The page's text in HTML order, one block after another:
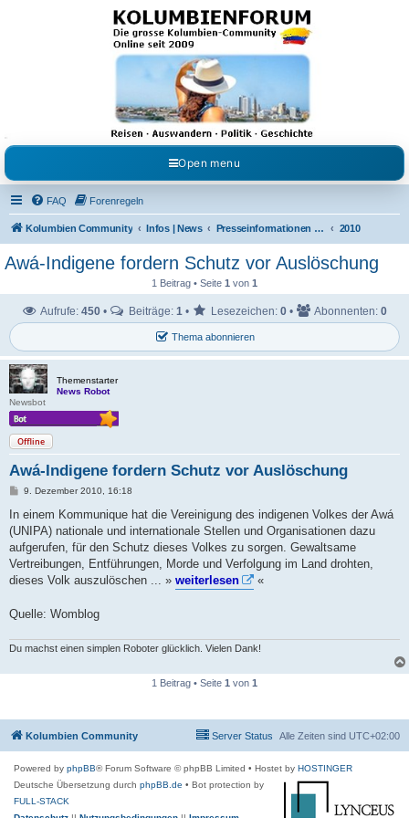
Kolumbienforum - Das
grosse Forum der
Freunde Kolumbiens
Reisen, Auswandern, Kultur, Politik, Geschichte und Visum in Kolumbien und Venezuela.
Austausch, Erfahrungen und Gemeinschaft im Kolumbienforum
Open menu
FAQ Forenregeln
Kolumbien Community Infos | News Presseinformationen & Neuigkeiten 2010
Awá-Indigene fordern Schutz vor Auslöschung
1 Beitrag • Seite 1 von 1
Thema abonnieren
Aufrufe: 450 • Beiträge: 1 • Lesezeichen: 0 • Abonnenten: 0
Themenstarter
News Robot
Newsbot
Offline
Awá-Indigene fordern Schutz vor Auslöschung
B
r
a
9. Dezember 2010, 16:18
In einem Kommunique hat die Vereinigung des indigenen Volkes der Awá
(UNIPA) nationale und internationale Stellen und Organisationen dazu
aufgerufen, für den Schutz dieses Volkes zu sorgen. Gewaltsame
Vertreibungen, Entführungen, Morde und Verfolgung im Land drohten,
dieses Volk auszulöschen ... » weiterlesen «
Quelle: Womblog
Du machst einen simplen Roboter glücklich. Vielen Dank!
1 Beitrag • Seite 1 von 1
Kolumbien Community Alle Zeiten sind UTC+02:00
Server Status
Powered by phpBB® Forum Software © phpBB Limited • Hostet by HOSTINGER
Deutsche Übersetzung durch phpBB.de • Bot protection by
FULL-STACK